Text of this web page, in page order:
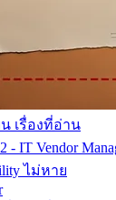
น เรื่องที่อ่าน
- IT Vendor
ไม่หาย